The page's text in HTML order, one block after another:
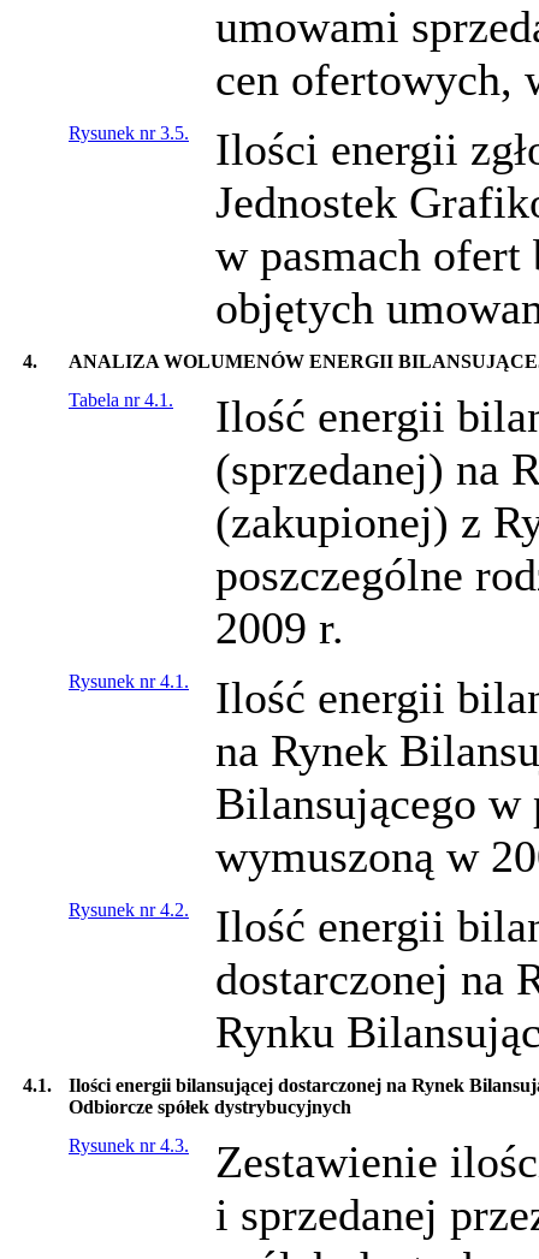
umowami
cen ofertowych,
Rysunek nr 3.5.
Ilości energii
Jednostek
w pasmach
objętych
4.
ANALIZA WOLUMENÓW ENERGII
Tabela nr 4.1.
Ilość energii
(sprzedanej) na
(zakupionej) z
poszczególne
2009 r.
Rysunek nr 4.1.
Ilość energii
na Rynek
Bilansującego w
wymuszoną w
Rysunek nr 4.2.
Ilość energii
dostarczonej na
Rynku
4.1.
Ilości energii bilansującej dostarczonej na Rynek
Odbiorcze spółek dystrybucyjnych
Rysunek nr 4.3.
Zestawienie
i sprzedanej